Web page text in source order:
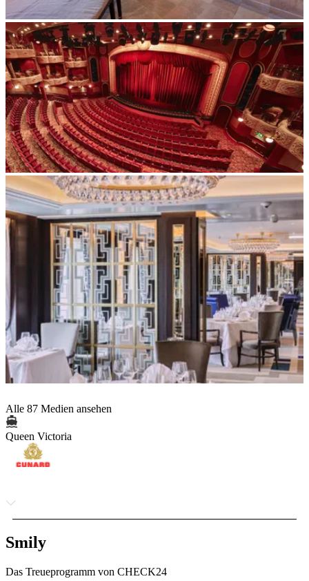
Alle 87 Medien ansehen
Queen Victoria
Smily
Das Treueprogramm von CHECK24